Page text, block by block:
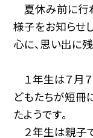
夏休み前に行
様子をお知らせ
心に、思い出に
１年生は７月
どもたちが短冊
たようです。
２年生は親子